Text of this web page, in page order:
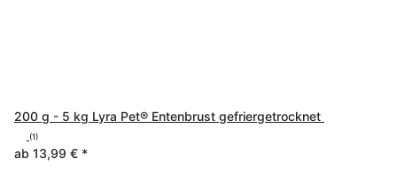
200 g - 5 kg Lyra Pet® Entenbrust gefriergetrocknet
(1)
ab 13,99 € *